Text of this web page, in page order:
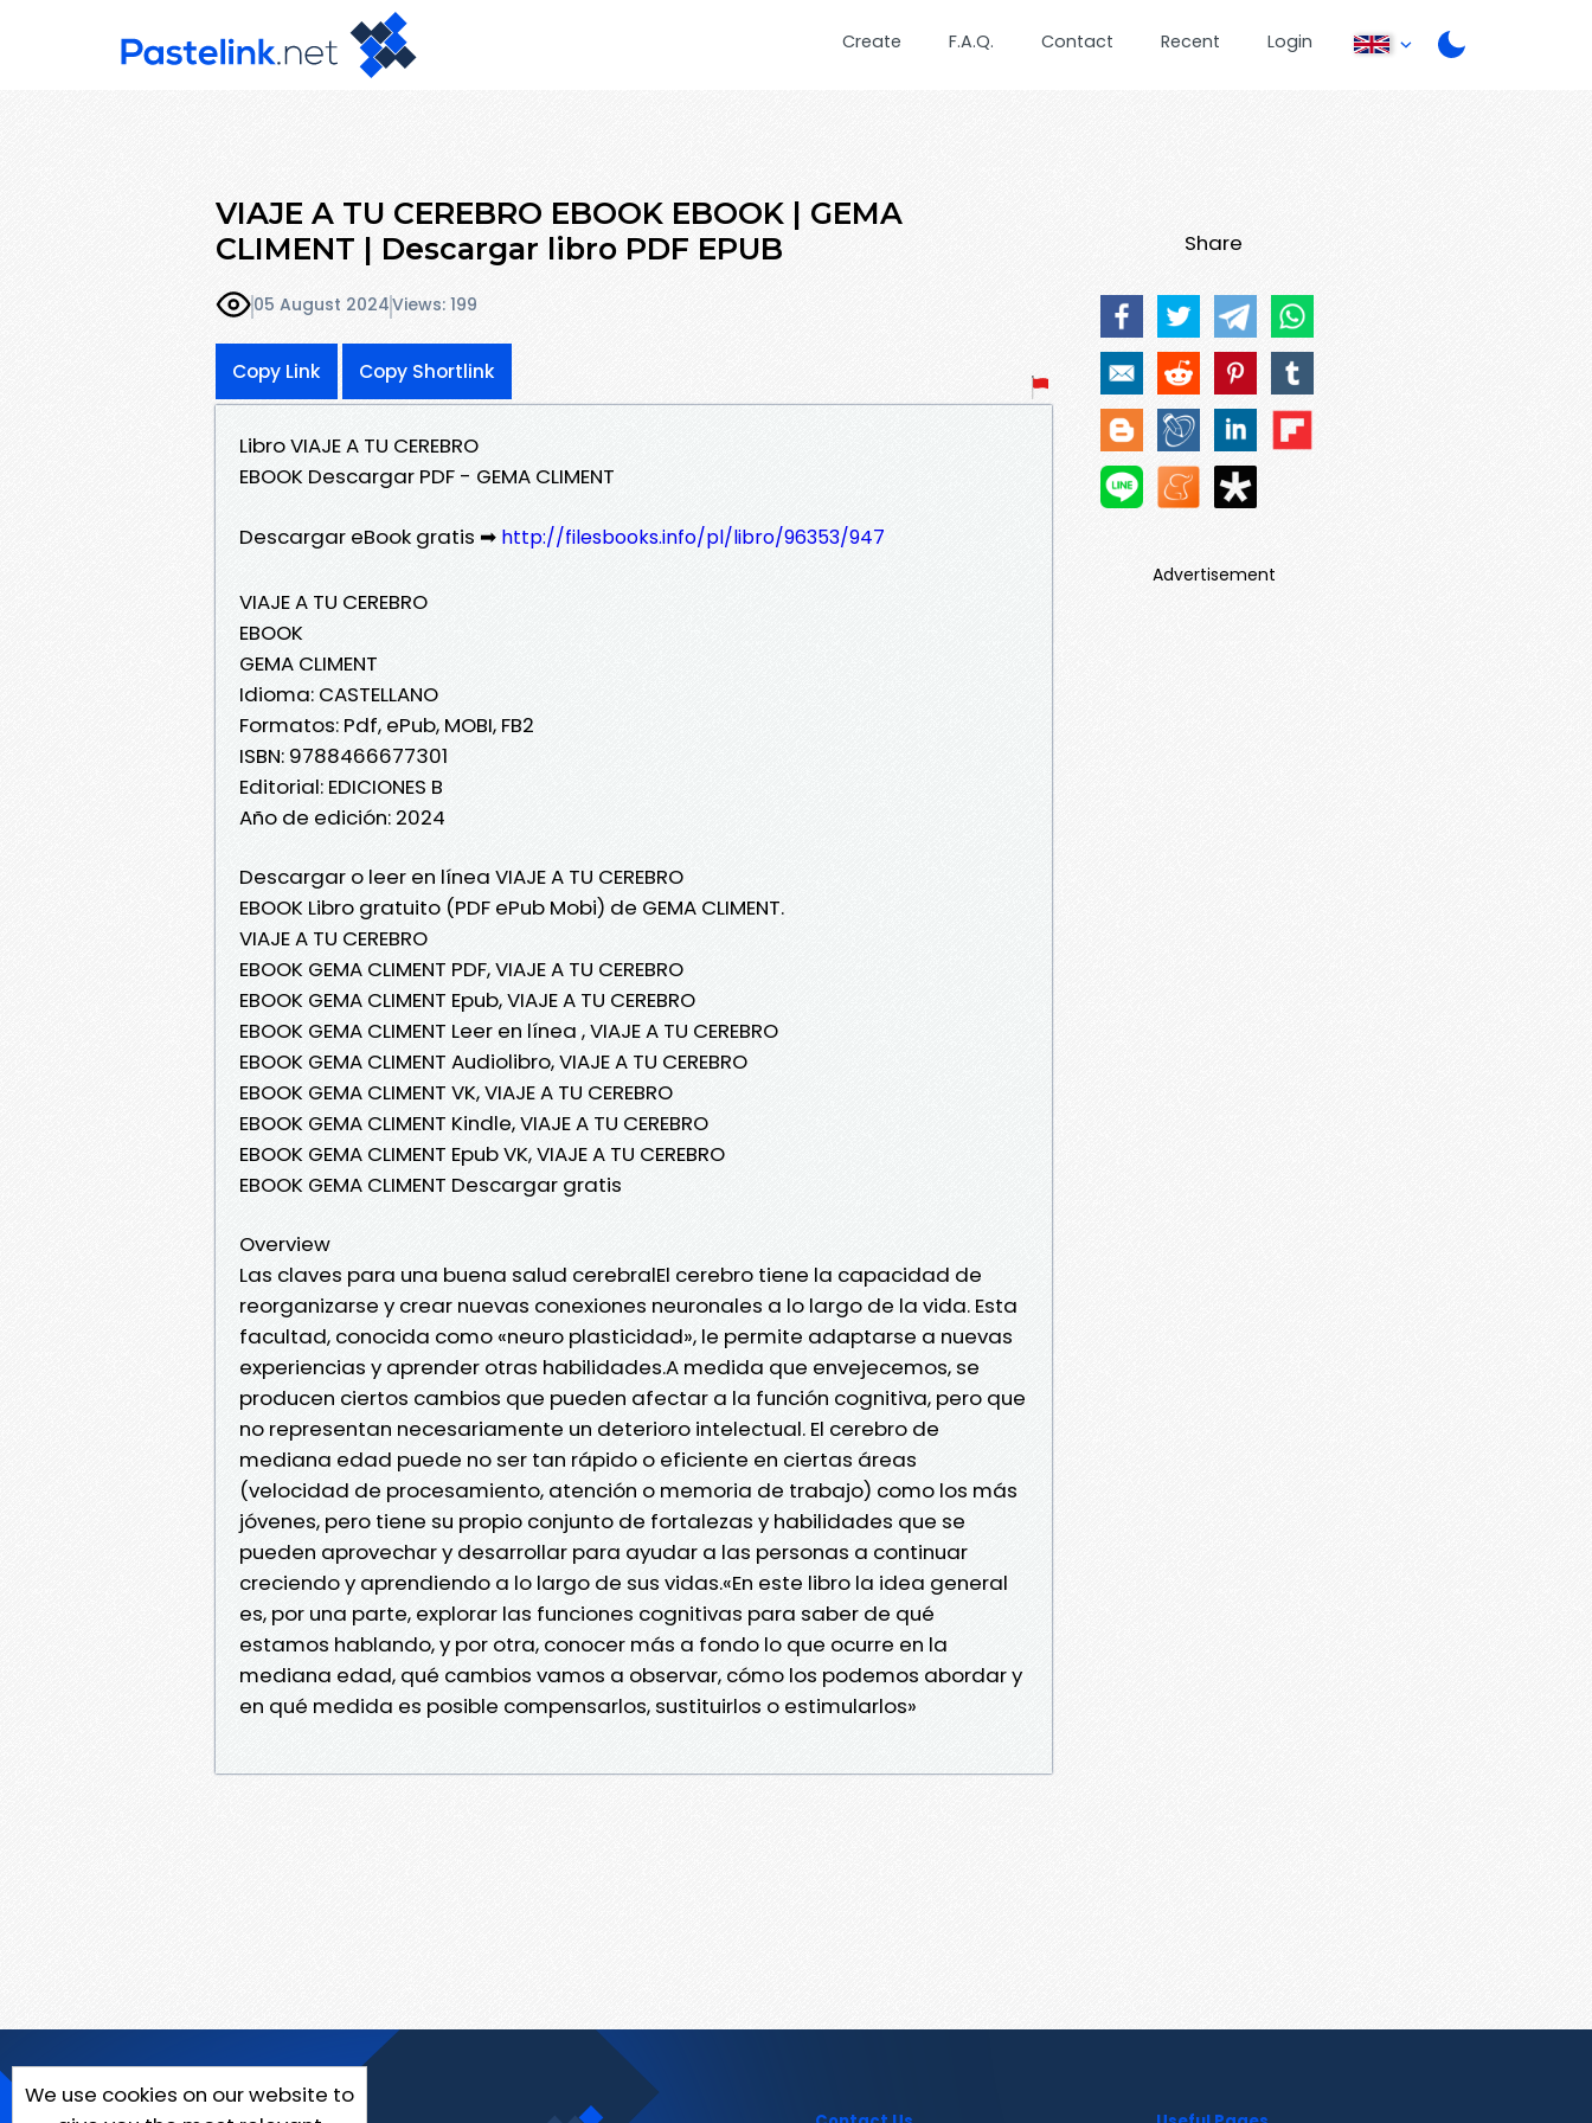
Create F.A.Q. Contact Recent Login
VIAJE A TU CEREBRO EBOOK EBOOK | GEMA
CLIMENT | Descargar libro PDF EPUB
05 August 2024Views: 199
Copy Link Copy Shortlink
Libro VIAJE A TU CEREBRO
EBOOK Descargar PDF - GEMA CLIMENT
Descargar eBook gratis ➡ http://filesbooks.info/pl/libro/96353/947
VIAJE A TU CEREBRO
EBOOK
GEMA CLIMENT
Idioma: CASTELLANO
Formatos: Pdf, ePub, MOBI, FB2
ISBN: 9788466677301
Editorial: EDICIONES B
Año de edición: 2024
Descargar o leer en línea VIAJE A TU CEREBRO
EBOOK Libro gratuito (PDF ePub Mobi) de GEMA CLIMENT.
VIAJE A TU CEREBRO
EBOOK GEMA CLIMENT PDF, VIAJE A TU CEREBRO
EBOOK GEMA CLIMENT Epub, VIAJE A TU CEREBRO
EBOOK GEMA CLIMENT Leer en línea , VIAJE A TU CEREBRO
EBOOK GEMA CLIMENT Audiolibro, VIAJE A TU CEREBRO
EBOOK GEMA CLIMENT VK, VIAJE A TU CEREBRO
EBOOK GEMA CLIMENT Kindle, VIAJE A TU CEREBRO
EBOOK GEMA CLIMENT Epub VK, VIAJE A TU CEREBRO
EBOOK GEMA CLIMENT Descargar gratis
Overview
Las claves para una buena salud cerebralEl cerebro tiene la capacidad de
reorganizarse y crear nuevas conexiones neuronales a lo largo de la vida. Esta
facultad, conocida como «neuro plasticidad», le permite adaptarse a nuevas
experiencias y aprender otras habilidades.A medida que envejecemos, se
producen ciertos cambios que pueden afectar a la función cognitiva, pero que
no representan necesariamente un deterioro intelectual. El cerebro de
mediana edad puede no ser tan rápido o eficiente en ciertas áreas
(velocidad de procesamiento, atención o memoria de trabajo) como los más
jóvenes, pero tiene su propio conjunto de fortalezas y habilidades que se
pueden aprovechar y desarrollar para ayudar a las personas a continuar
creciendo y aprendiendo a lo largo de sus vidas.«En este libro la idea general
es, por una parte, explorar las funciones cognitivas para saber de qué
estamos hablando, y por otra, conocer más a fondo lo que ocurre en la
mediana edad, qué cambios vamos a observar, cómo los podemos abordar y
en qué medida es posible compensarlos, sustituirlos o estimularlos»
Share
Advertisement
We use cookies on our website to